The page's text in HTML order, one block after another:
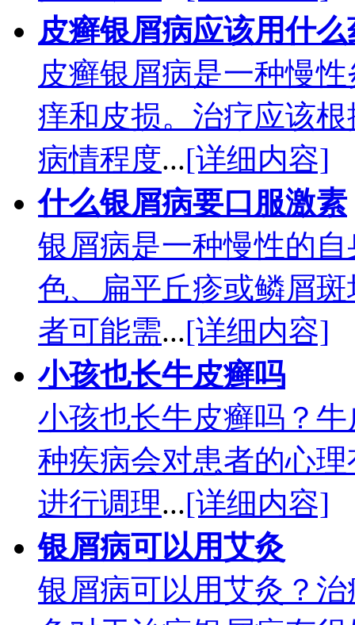
皮癣银屑病应该用什么
皮癣银屑病是一种慢
痒和皮损。治疗应该
病情程度...[详细内容]
什么银屑病要口服激素
银屑病是一种慢性的
色、扁平丘疹或鳞屑
者可能需...[详细内容]
小孩也长牛皮癣吗
小孩也长牛皮癣吗？
种疾病会对患者的心
进行调理...[详细内容]
银屑病可以用艾灸
银屑病可以用艾灸？